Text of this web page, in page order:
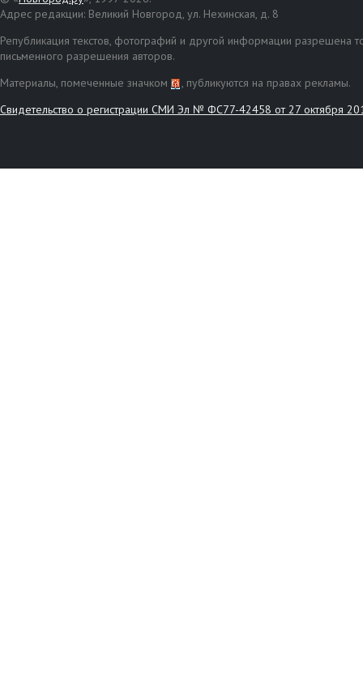
Адрес редакции: Великий Новгород, ул. Нехинская, д. 8
Републикация текстов, фотографий и другой информации разрешена
письменного разрешения авторов.
Материалы, помеченные значком
, публикуются на правах рекламы.
Свидетельство о регистрации СМИ Эл № ФС77-42458 от 27 октября